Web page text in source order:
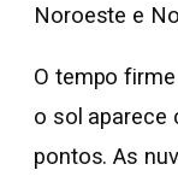
Noroeste e
O tempo
o sol aparece
pontos. As